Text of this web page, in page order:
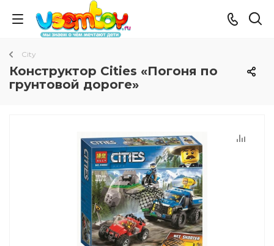
City
Конструктор Cities «Погоня по
грунтовой дороге»